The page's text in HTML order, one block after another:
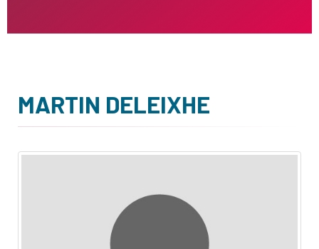
MARTIN DELEIXHE